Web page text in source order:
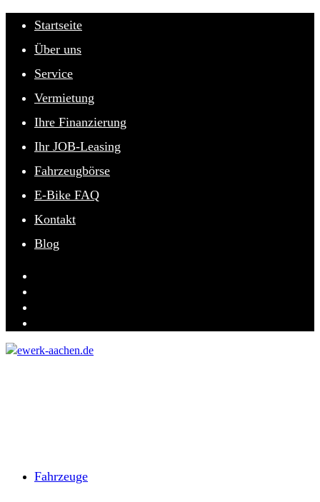
springen
Startseite
Über uns
Service
Vermietung
Ihre Finanzierung
Ihr JOB-Leasing
Fahrzeugbörse
E-Bike FAQ
Kontakt
Blog
Fahrzeuge